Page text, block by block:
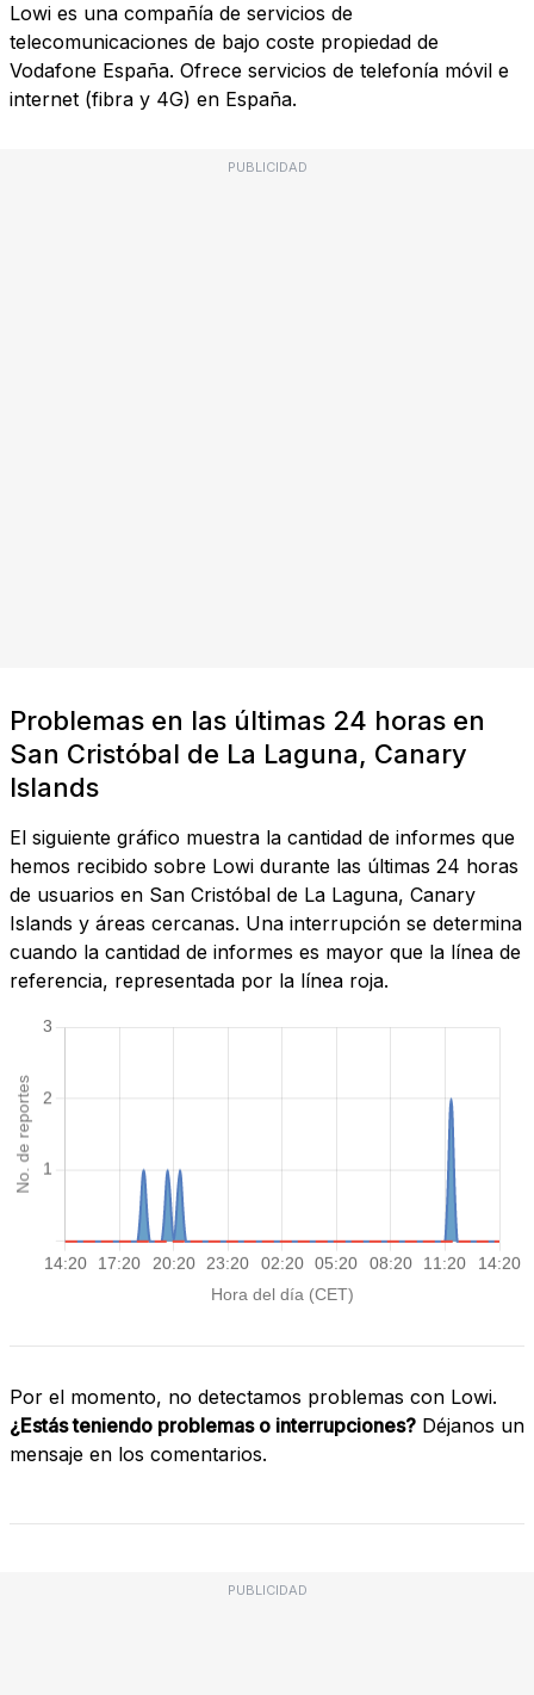
Lowi es una compañía de servicios de
telecomunicaciones de bajo coste propiedad de
Vodafone España. Ofrece servicios de telefonía móvil e
internet (fibra y 4G) en España.
PUBLICIDAD
Problemas en las últimas 24 horas en
San Cristóbal de La Laguna, Canary
Islands
El siguiente gráfico muestra la cantidad de informes que
hemos recibido sobre Lowi durante las últimas 24 horas
de usuarios en San Cristóbal de La Laguna, Canary
Islands y áreas cercanas. Una interrupción se determina
cuando la cantidad de informes es mayor que la línea de
referencia, representada por la línea roja.
Por el momento, no detectamos problemas con Lowi.
¿Estás teniendo problemas o interrupciones? Déjanos un
mensaje en los comentarios.
PUBLICIDAD